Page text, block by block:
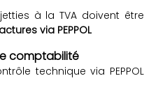
à la TVA doivent être
via PEPPOL
comptabilité
technique via PEPPOL